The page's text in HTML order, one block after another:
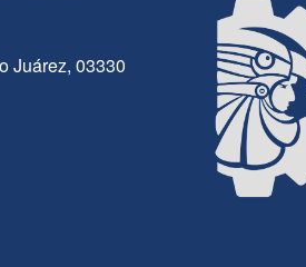
Juárez, 03330